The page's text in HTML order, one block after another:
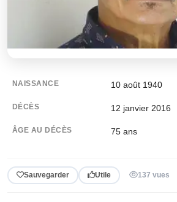
NAISSANCE 10 août 1940
DÉCÈS 12 janvier 2016
ÂGE AU DÉCÈS 75 ans
Sauvegarder Utile 137 vues